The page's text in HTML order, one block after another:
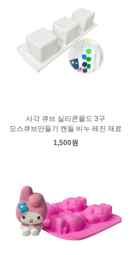
사각 큐브 실리콘몰드 3구
모스큐브만들기 캔들 비누 레진 재료
1,500원